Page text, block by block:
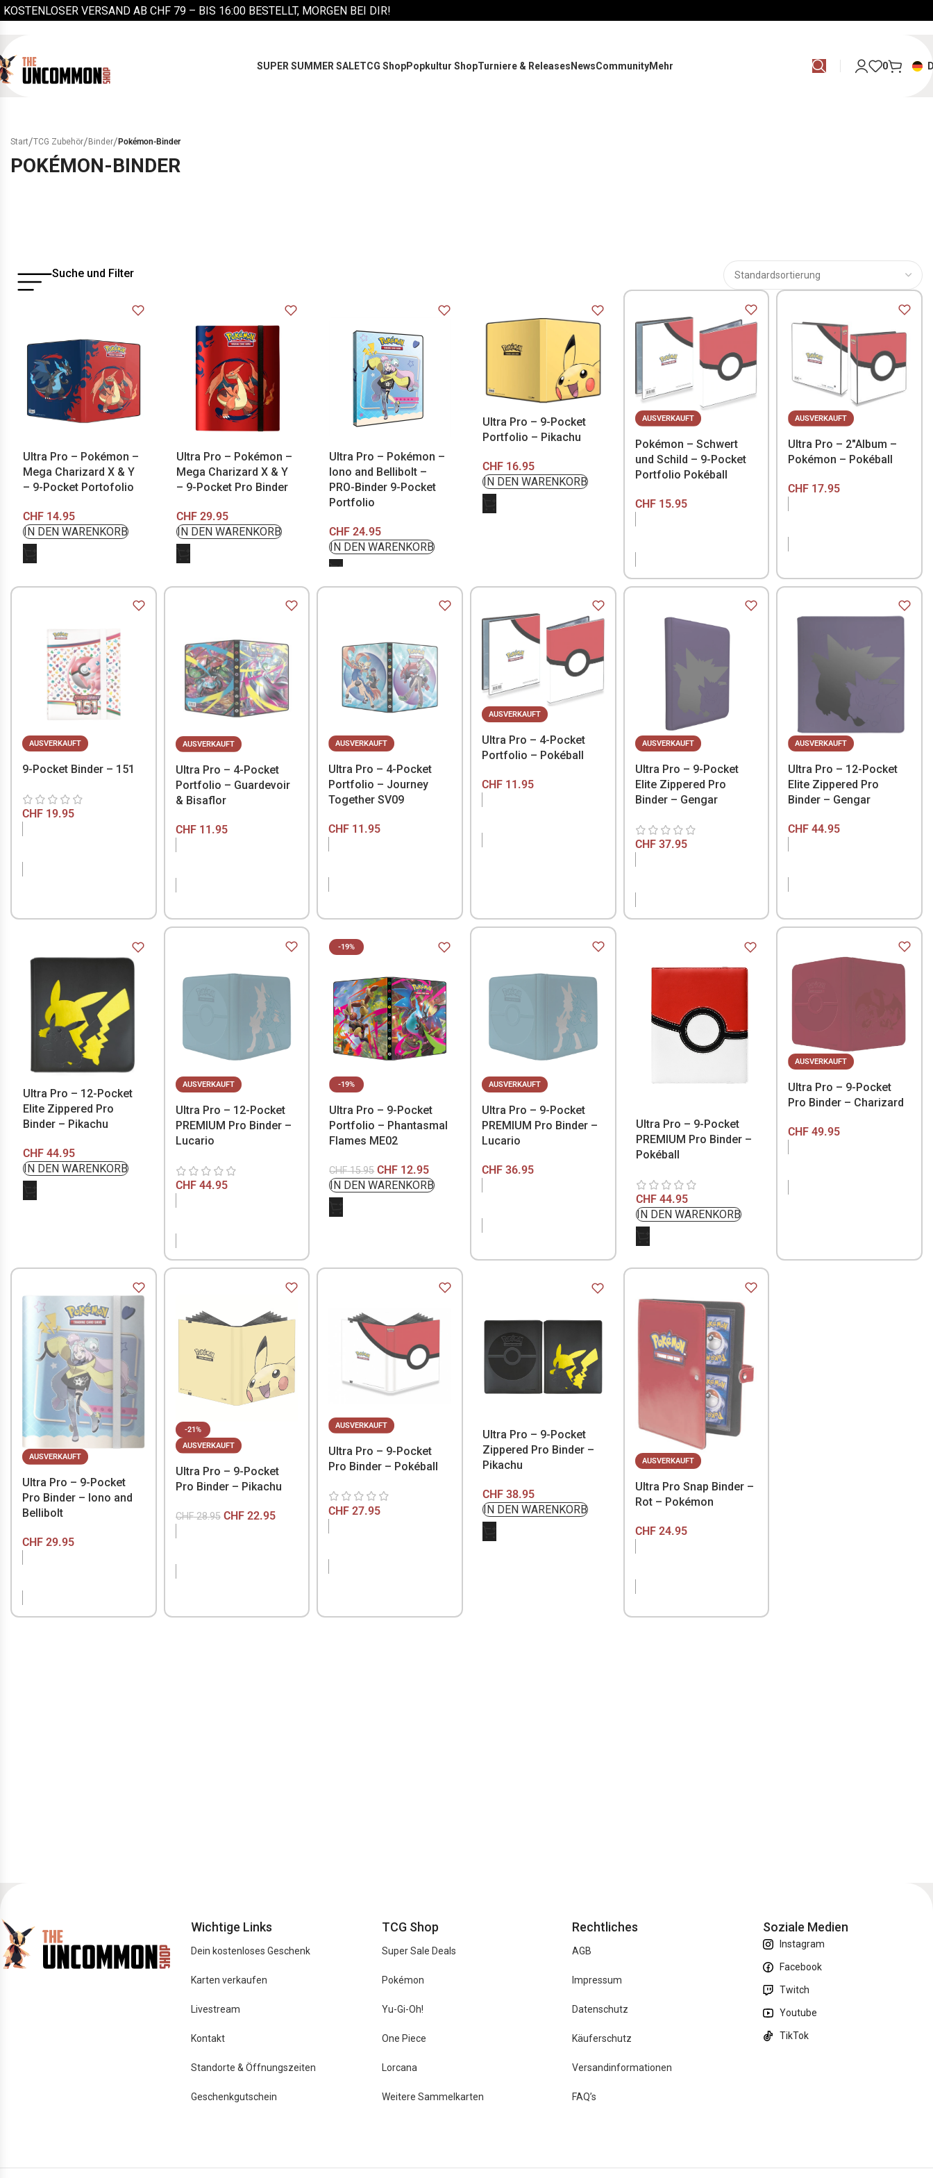
KOSTENLOSER VERSAND AB CHF 79 – BIS 16:00 BESTELLT, MORGEN BEI DIR!
SUPER SUMMER SALETCG ShopPopkultur ShopTurniere & ReleasesNewsCommunityMehr 0
Start/TCG Zubehör/ Binder/ Pokémon-Binder
POKÉMON-BINDER
Suche und Filter
Ultra Pro – Pokémon –
Mega Charizard X & Y
– 9-Pocket Portofolio
CHF 14.95
Ultra Pro – Pokémon –
Mega Charizard X & Y
– 9-Pocket Pro Binder
CHF29.95
Ultra Pro – Pokémon –
Iono and Bellibolt –
PRO-Binder 9-Pocket
Portfolio
CHF 24.95
Ultra Pro – 9-Pocket
Portfolio – Pikachu
CHF16.95
AUSVERKAUFT
Pokémon – Schwert
und Schild – 9-Pocket
Portfolio Pokéball
CHF15.95
AUSVERKAUFT
Ultra Pro – 2″Album –
Pokémon – Pokéball
CHF 17.95
AUSVERKAUFT
9-Pocket Binder – 151
CHF 19.95
AUSVERKAUFT
Ultra Pro – 4-Pocket
Portfolio – Guardevoir
& Bisaflor
CHF11.95
AUSVERKAUFT
Ultra Pro – 4-Pocket
Portfolio – Journey
Together SV09
CHF 11.95
AUSVERKAUFT
Ultra Pro – 4-Pocket
Portfolio – Pokéball
CHF11.95
AUSVERKAUFT
Ultra Pro – 9-Pocket
Elite Zippered Pro
Binder – Gengar
CHF37.95
AUSVERKAUFT
Ultra Pro – 12-Pocket
Elite Zippered Pro
Binder – Gengar
CHF 44.95
Ultra Pro – 12-Pocket
Elite Zippered Pro
Binder – Pikachu
CHF 44.95
AUSVERKAUFT
Ultra Pro – 12-Pocket
PREMIUM Pro Binder –
Lucario
CHF44.95
-19%
-19%
Ultra Pro – 9-Pocket
Portfolio – Phantasmal
Flames ME02
CHF15.95 CHF 12.95
AUSVERKAUFT
Ultra Pro – 9-Pocket
PREMIUM Pro Binder –
Lucario
CHF36.95
Ultra Pro – 9-Pocket
PREMIUM Pro Binder –
Pokéball
CHF44.95
AUSVERKAUFT
Ultra Pro – 9-Pocket
Pro Binder – Charizard
CHF 49.95
AUSVERKAUFT
Ultra Pro – 9-Pocket
Pro Binder – Iono and
Bellibolt
CHF 29.95
-21%
AUSVERKAUFT
Ultra Pro – 9-Pocket
Pro Binder – Pikachu
CHF28.95 CHF22.95
AUSVERKAUFT
Ultra Pro – 9-Pocket
Pro Binder – Pokéball
CHF 27.95
Ultra Pro – 9-Pocket
Zippered Pro Binder –
Pikachu
CHF38.95
AUSVERKAUFT
Ultra Pro Snap Binder –
Rot – Pokémon
CHF24.95
Wichtige Links
Dein kostenloses Geschenk
Karten verkaufen
Livestream
Kontakt
Standorte & Öffnungszeiten
Geschenkgutschein
TCG Shop
Super Sale Deals
Pokémon
Yu-Gi-Oh!
One Piece
Lorcana
Weitere Sammelkarten
Rechtliches
AGB
Impressum
Datenschutz
Käuferschutz
Versandinformationen
FAQ’s
Soziale Medien
Instagram
Facebook
Twitch
Youtube
TikTok